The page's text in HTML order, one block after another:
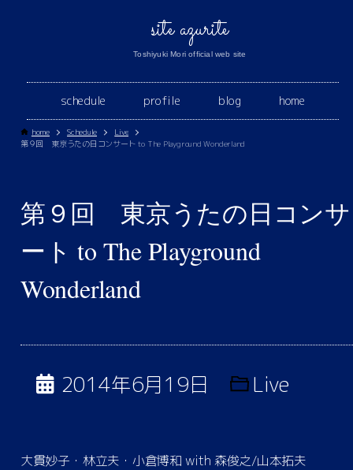
site azurite
Toshiyuki Mori official web site
schedule profile blog home
home Schedule
Live
第９回 東京うたの日コンサート to The Playground Wonderland
第９回 東京うたの日コンサ
ート to The Playground
Wonderland
2014年6月19日 Live
大貫妙子・林立夫・小倉博和 with 森俊之/山本拓夫